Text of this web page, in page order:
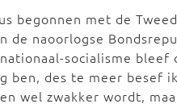
begonnen met de
de naoorlogse
socialisme
ben, des te meer besef
wel zwakker wordt,